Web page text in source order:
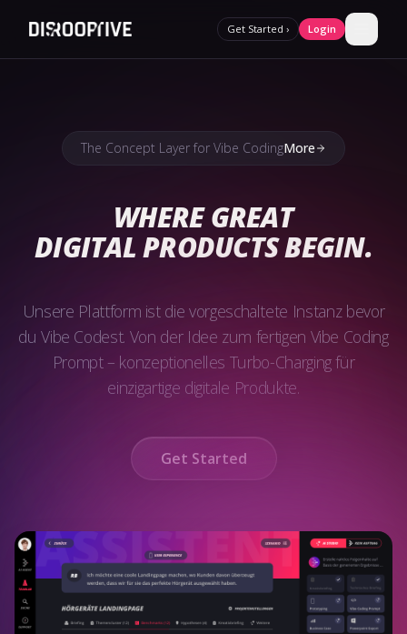
Get Started › Login
The Concept Layer for Vibe CodingMore
WHERE GREAT
DIGITAL PRODUCTSBEGIN.
Unsere Plattform ist die vorgeschaltete Instanz bevor
du Vibe Codest. Von der Idee zum fertigen Vibe Coding
Prompt – konzeptionelles Turbo-Charging für
einzigartige digitale Produkte.
Get Started